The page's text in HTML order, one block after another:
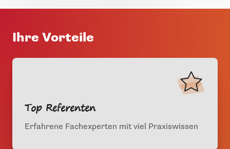
Ihre Vorteile
Top Referenten
Erfahrene Fachexperten mit viel Praxiswissen